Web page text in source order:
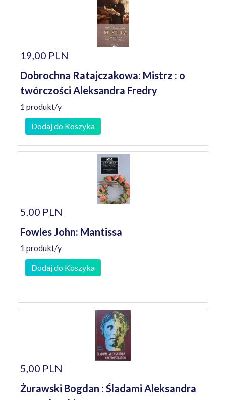
19,00 PLN
Dobrochna Ratajczakowa: Mistrz : o
twórczości Aleksandra Fredry
1 produkt/y
Dodaj do Koszyka
5,00 PLN
Fowles John: Mantissa
1 produkt/y
Dodaj do Koszyka
5,00 PLN
Żurawski Bogdan : Śladami Aleksandra